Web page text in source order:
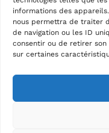
informations des
nous permettra de traiter
de navigation ou les ID
consentir ou de retirer
sur certaines